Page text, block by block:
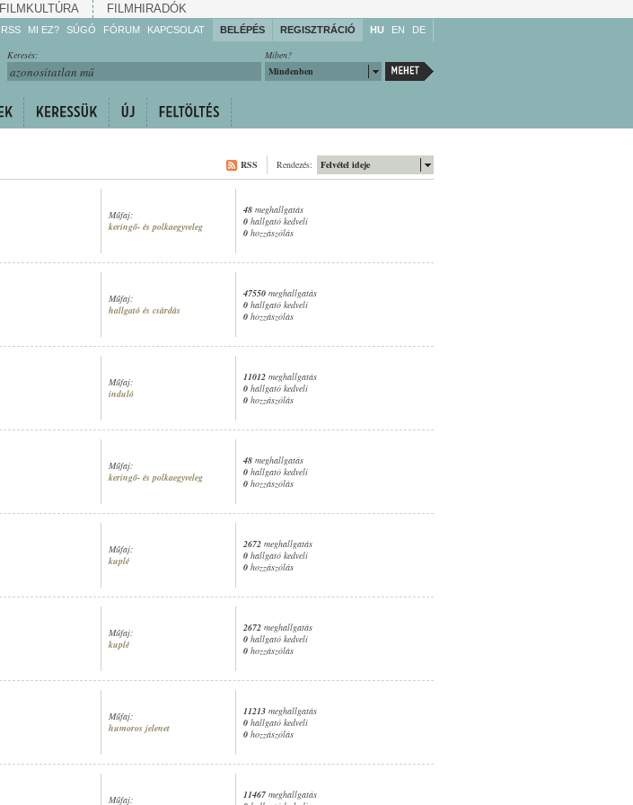
FILMKULTÚRA FILMHIRADÓK
RSS MI EZ? SÚGÓ
Gyarapítsa!
Kövesse!
FÓRUM KAPCSOLAT BELÉPÉS REGISZTRÁCIÓ HU EN DE
Miben?
Mindenben
Keresés:
Felvétel ideje
Rendezés:
RSS
Műfaj:
keringő- és polkaegyveleg
48 meghallgatás
0 hallgató kedveli
0 hozzászólás
Műfaj:
hallgató és csárdás
47550 meghallgatás
0 hallgató kedveli
0 hozzászólás
Műfaj:
induló
11012 meghallgatás
0 hallgató kedveli
0 hozzászólás
Műfaj:
keringő- és polkaegyveleg
48 meghallgatás
0 hallgató kedveli
0 hozzászólás
Műfaj:
kuplé
2672 meghallgatás
0 hallgató kedveli
0 hozzászólás
Műfaj:
kuplé
2672 meghallgatás
0 hallgató kedveli
0 hozzászólás
Műfaj:
humoros jelenet
11213 meghallgatás
0 hallgató kedveli
0 hozzászólás
Műfaj: 11467 meghallgatás